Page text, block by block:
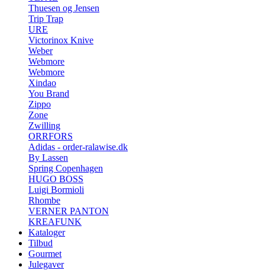
Thuesen og Jensen
Trip Trap
URE
Victorinox Knive
Weber
Webmore
Webmore
Xindao
You Brand
Zippo
Zone
Zwilling
ORRFORS
Adidas - order-ralawise.dk
By Lassen
Spring Copenhagen
HUGO BOSS
Luigi Bormioli
Rhombe
VERNER PANTON
KREAFUNK
Kataloger
Tilbud
Gourmet
Julegaver